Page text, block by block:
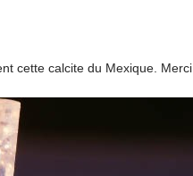
cette calcite du Mexique. Merci